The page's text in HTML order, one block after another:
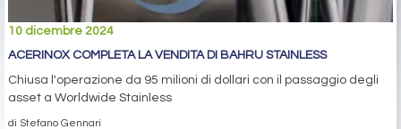
10 dicembre 2024
ACERINOX COMPLETA LA VENDITA DI BAHRU STAINLESS
Chiusa l'operazione da 95 milioni di dollari con il passaggio degli
asset a Worldwide Stainless
di Stefano Gennari